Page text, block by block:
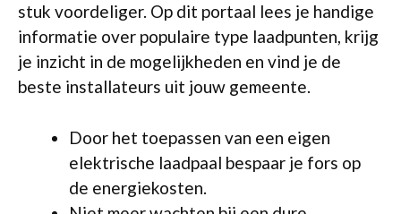
stuk voordeliger. Op dit portaal lees je handige
informatie over populaire type laadpunten, krijg
je inzicht in de mogelijkheden en vind je de
beste installateurs uit jouw gemeente.
Door het toepassen van een eigen
elektrische laadpaal bespaar je fors op
de energiekosten.